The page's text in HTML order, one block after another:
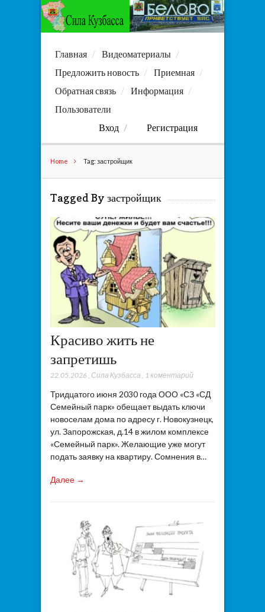
Главная
Видеоматериалы
Предложить новость
Приемная
Обратная связь
Информация
Пользователи
Вход
Регистрация
Home Tag: застройщик
Tagged By застройщик
Красиво жить не
запретишь
22.05.2026 Сила Кузбасса 1 коментарий
Тридцатого июня 2030 года ООО «СЗ «СД
Семейный парк» обещает выдать ключи
новоселам дома по адресу г. Новокузнецк,
ул. Запорожская, д.14 в жилом комплексе
«Семейный парк». Желающие уже могут
подать заявку на квартиру. Сомнения в…
Далее →